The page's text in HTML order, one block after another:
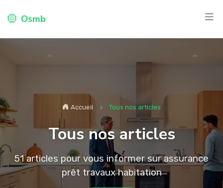
Osmb
Accueil Tous nos articles
Tous nos articles
51 articles pour vous informer sur assurance
prêt travaux habitation